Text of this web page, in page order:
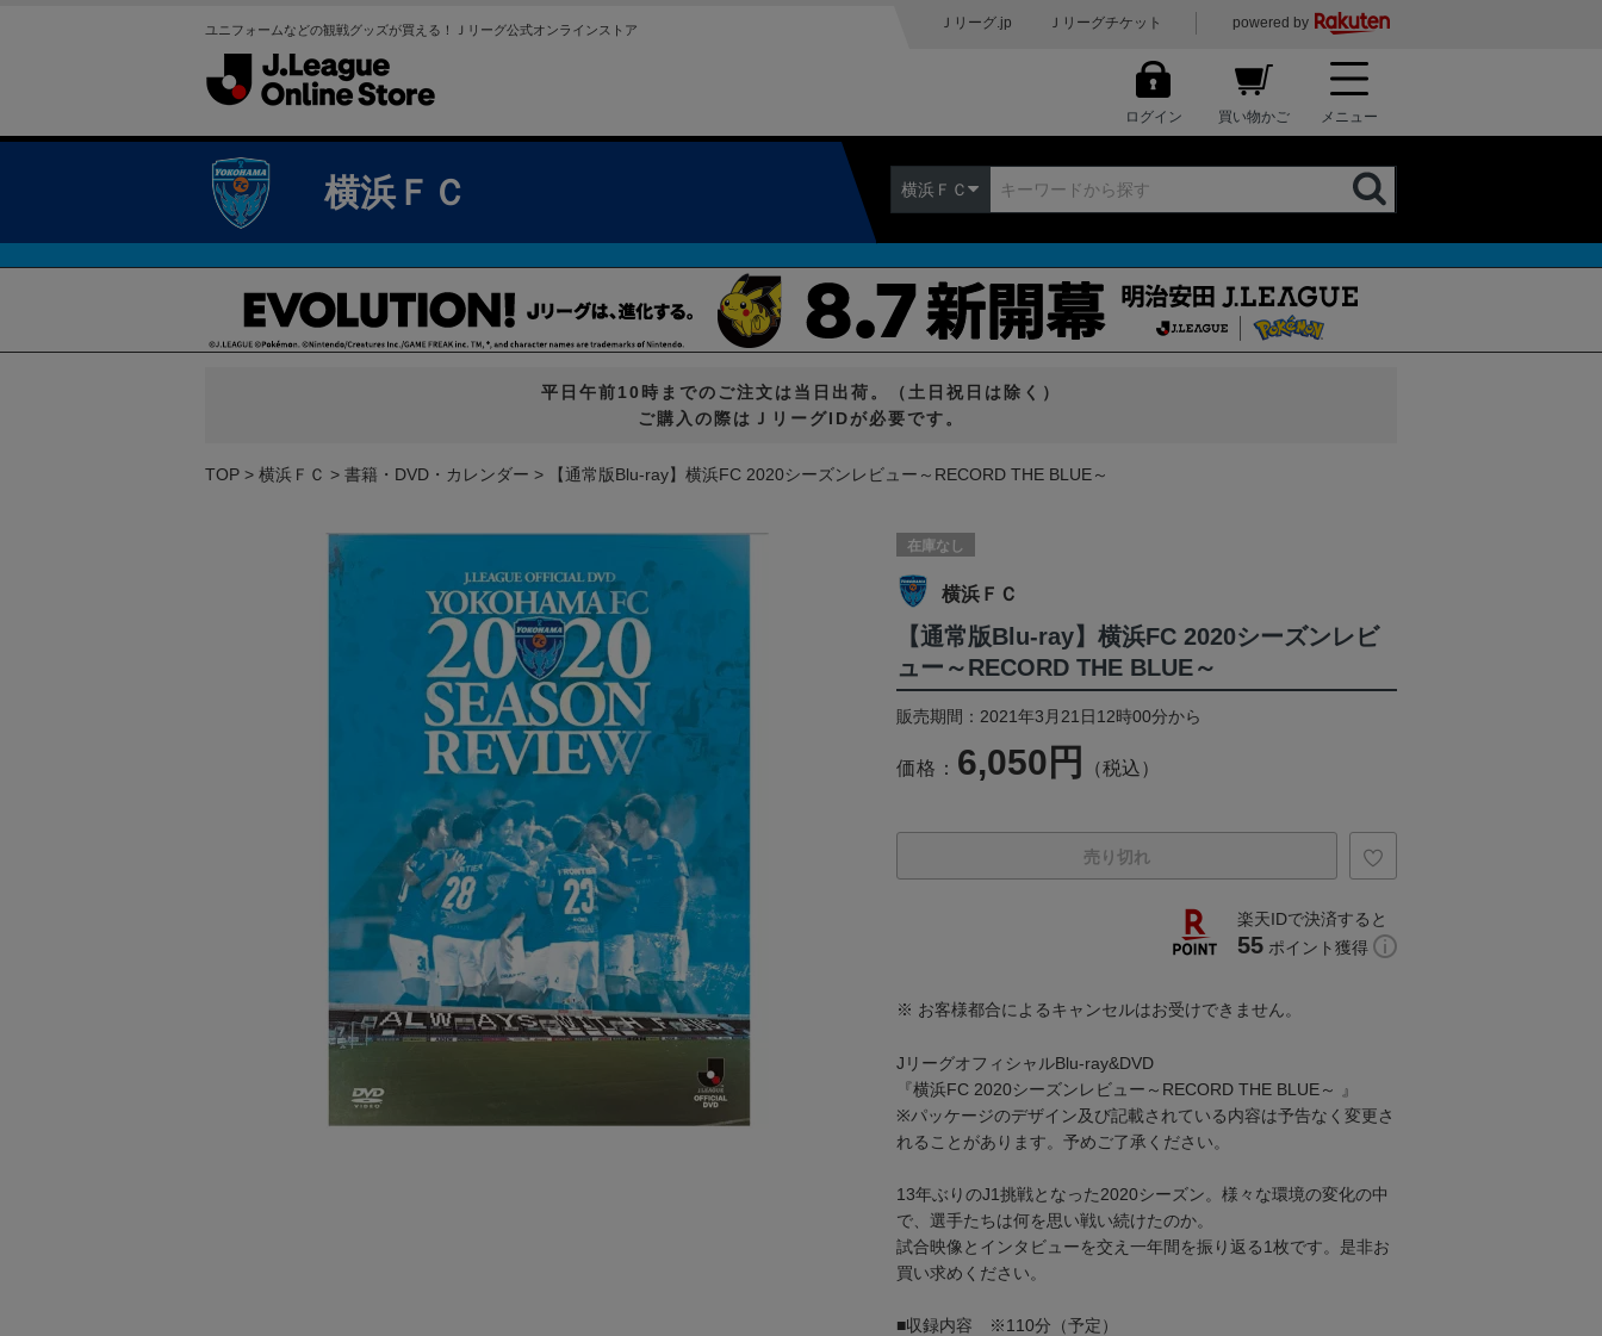
ユニフォームなどの観戦グッズが買える！Ｊリーグ公式オンラインストア Ｊリーグ.jp Ｊリーグチケット powered by
ログイン 買い物かご メニュー
横浜ＦＣ 横浜ＦＣ
平日午前10時までのご注文は当日出荷。（土日祝日は除く）
ご購入の際はＪリーグIDが必要です。
TOP 横浜ＦＣ 書籍・DVD・カレンダー 【通常版Blu-ray】横浜FC 2020シーズンレビュー～RECORD THE BLUE～
在庫なし
横浜ＦＣ
【通常版Blu-ray】横浜FC 2020シーズンレビ
ュー～RECORD THE BLUE～
販売期間：2021年3月21日12時00分から
価格： 6,050円 （税込）
売り切れ
楽天IDで決済すると
55 ポイント獲得
※ お客様都合によるキャンセルはお受けできません。
JリーグオフィシャルBlu-ray&DVD
『横浜FC 2020シーズンレビュー～RECORD THE BLUE～ 』
※パッケージのデザイン及び記載されている内容は予告なく変更さ
れることがあります。予めご了承ください。
13年ぶりのJ1挑戦となった2020シーズン。様々な環境の変化の中
で、選手たちは何を思い戦い続けたのか。
試合映像とインタビューを交え一年間を振り返る1枚です。是非お
買い求めください。
■収録内容 ※110分（予定）